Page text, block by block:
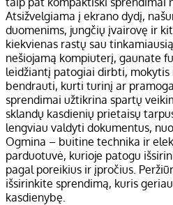
Atsižvelgiama į ekrano dydį,
duomenims, jungčių įvairovę ir
kiekvienas rastų sau
nešiojamą kompiuterį, gaunate
leidžiantį patogiai dirbti, mokytis
bendrauti, kurti turinį ar
sprendimai užtikrina spartų
sklandų kasdienių prietaisų
lengviau valdyti dokumentus,
Ogmina – buitine technika ir
parduotuvė, kurioje patogu
pagal poreikius ir įpročius.
išsirinkite sprendimą, kuris
kasdienybę.